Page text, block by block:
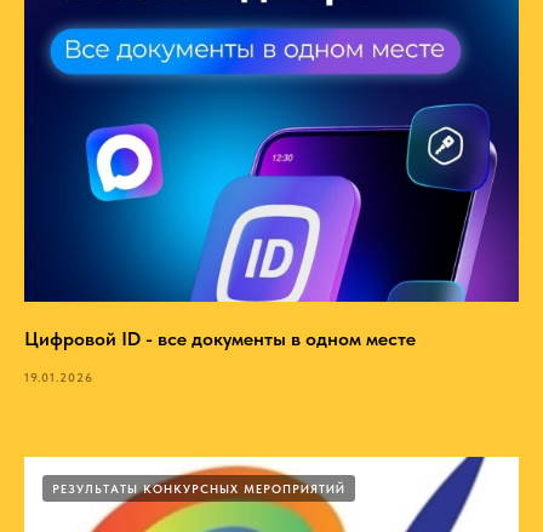
Цифровой ID - все документы в одном месте
19.01.2026
РЕЗУЛЬТАТЫ КОНКУРСНЫХ МЕРОПРИЯТИЙ